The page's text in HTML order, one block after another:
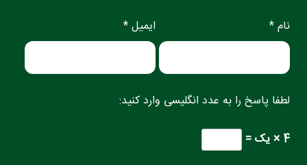
نام * ایمیل *
لطفا پاسخ را به عدد انگلیسی وارد کنید:
4 × یک =